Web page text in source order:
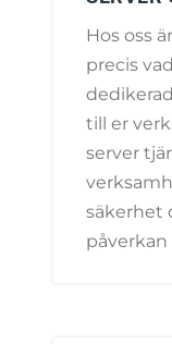
Hos oss
precis
till er
server
säkerhet